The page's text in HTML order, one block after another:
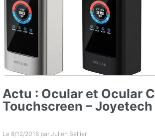
Actu : Ocular et Ocular C
Touchscreen – Joyetech
Le 8/12/2016 par Julien Sellier